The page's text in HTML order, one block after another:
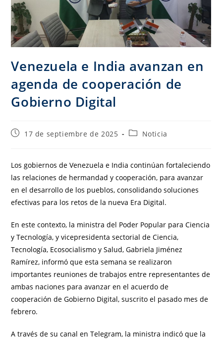
Venezuela e India avanzan en
agenda de cooperación de
Gobierno Digital
17 de septiembre de 2025 Noticia
Los gobiernos de Venezuela e India continúan fortaleciendo
las relaciones de hermandad y cooperación, para avanzar
en el desarrollo de los pueblos, consolidando soluciones
efectivas para los retos de la nueva Era Digital.
En este contexto, la ministra del Poder Popular para Ciencia
y Tecnología, y vicepresidenta sectorial de Ciencia,
Tecnología, Ecosocialismo y Salud, Gabriela Jiménez
Ramírez, informó que esta semana se realizaron
importantes reuniones de trabajos entre representantes de
ambas naciones para avanzar en el acuerdo de
cooperación de Gobierno Digital, suscrito el pasado mes de
febrero.
A través de su canal en Telegram, la ministra indicó que la